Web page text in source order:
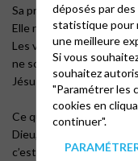
Sa prière refuse que
Elle refuse que nous
Les valeurs du monde,
ne sont pas
Jésus aussi le sait : il en
Ce qu’il demande au
Dieu,
c’est, au milieu de ce
déposés par
statistique pour
une meilleure
Si vous
souhaitez
"Paramétrer les
cookies en
continuer".